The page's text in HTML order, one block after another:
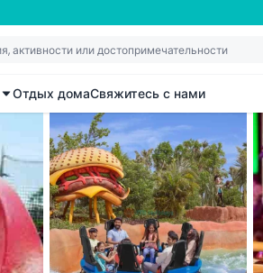
Отдых домаСвяжитесь с нами